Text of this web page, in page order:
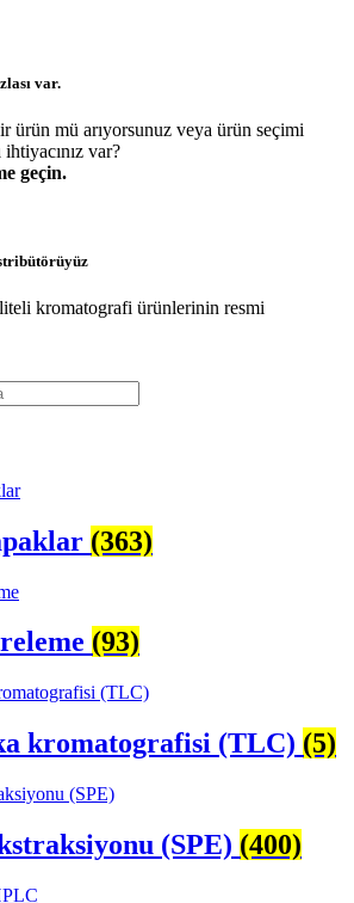
var.
ürün mü arıyorsunuz veya ürün seçimi
var?
geçin.
kromatografi ürünlerinin resmi
(363)
(93)
kromatografisi (TLC) (5)
(SPE) (400)